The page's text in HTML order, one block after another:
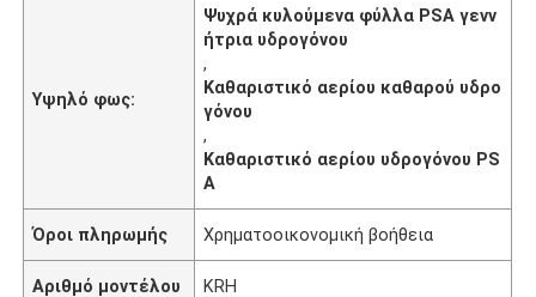
Υψηλό φως:
Ψυχρά κυλούμενα φύλλα PSA γενν
ήτρια υδρογόνου
,
Καθαριστικό αερίου καθαρού υδρο
γόνου
,
Καθαριστικό αερίου υδρογόνου PS
A
Όροι πληρωμής Χρηματοοικονομική βοήθεια
Αριθμό μοντέλου KRH